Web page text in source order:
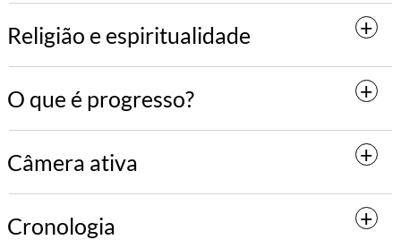
Religião e espiritualidade
O que é progresso?
Câmera ativa
Cronologia